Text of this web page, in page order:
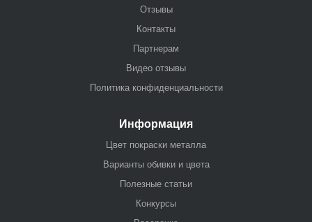
Отзывы
Контакты
Партнерам
Видео отзывы
Политика конфиденциальности
Информация
Цвет покраски металла
Варианты обивки и цвета
Полезные статьи
Конкурсы